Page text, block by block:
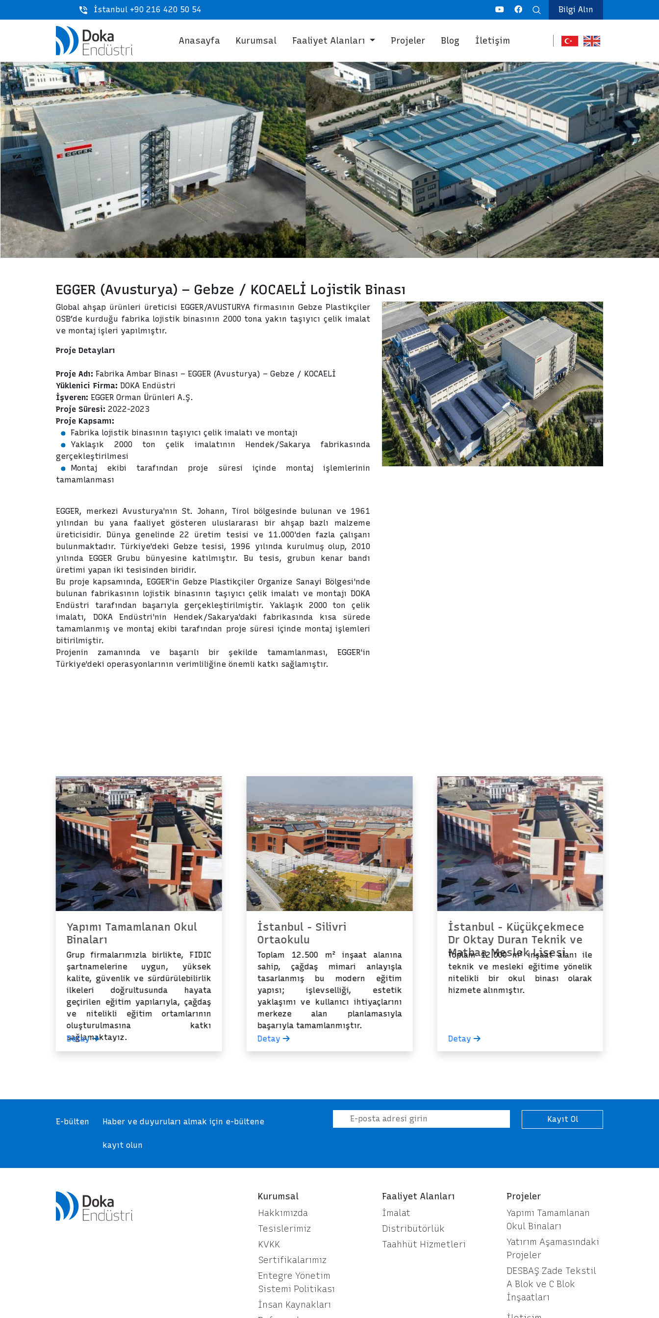
İstanbul +90 216 420 50 54 Bilgi Alın
Anasayfa Kurumsal Faaliyet Alanları Projeler Blog İletişim
EGGER (Avusturya) – Gebze / KOCAELİ Lojistik Binası
Global ahşap ürünleri üreticisi EGGER/AVUSTURYA firmasının Gebze Plastikçiler
OSB’de kurduğu fabrika lojistik binasının 2000 tona yakın taşıyıcı çelik imalat
ve montaj işleri yapılmıştır.
Proje Detayları
Proje Adı: Fabrika Ambar Binası – EGGER (Avusturya) – Gebze / KOCAELİ
Yüklenici Firma: DOKA Endüstri
İşveren: EGGER Orman Ürünleri A.Ş.
Proje Süresi: 2022-2023
Proje Kapsamı:
Fabrika lojistik binasının taşıyıcı çelik imalatı ve montajı
Yaklaşık 2000 ton çelik imalatının Hendek/Sakarya fabrikasında
gerçekleştirilmesi
Montaj ekibi tarafından proje süresi içinde montaj işlemlerinin
tamamlanması
EGGER, merkezi Avusturya'nın St. Johann, Tirol bölgesinde bulunan ve 1961
yılından bu yana faaliyet gösteren uluslararası bir ahşap bazlı malzeme
üreticisidir. Dünya genelinde 22 üretim tesisi ve 11.000'den fazla çalışanı
bulunmaktadır. Türkiye'deki Gebze tesisi, 1996 yılında kurulmuş olup, 2010
yılında EGGER Grubu bünyesine katılmıştır. Bu tesis, grubun kenar bandı
üretimi yapan iki tesisinden biridir.
Bu proje kapsamında, EGGER'in Gebze Plastikçiler Organize Sanayi Bölgesi'nde
bulunan fabrikasının lojistik binasının taşıyıcı çelik imalatı ve montajı DOKA
Endüstri tarafından başarıyla gerçekleştirilmiştir. Yaklaşık 2000 ton çelik
imalatı, DOKA Endüstri'nin Hendek/Sakarya'daki fabrikasında kısa sürede
tamamlanmış ve montaj ekibi tarafından proje süresi içinde montaj işlemleri
bitirilmiştir.
Projenin zamanında ve başarılı bir şekilde tamamlanması, EGGER'in
Türkiye'deki operasyonlarının verimliliğine önemli katkı sağlamıştır.
Yapımı Tamamlanan Okul
Binaları
Grup firmalarımızla birlikte, FIDIC
şartnamelerine uygun, yüksek
kalite, güvenlik ve sürdürülebilirlik
ilkeleri doğrultusunda hayata
geçirilen eğitim yapılarıyla, çağdaş
ve nitelikli eğitim ortamlarının
oluşturulmasına katkı
sağlamaktayız.
Detay
İstanbul - Silivri
Ortaokulu
Toplam 12.500 m² inşaat alanına
sahip, çağdaş mimari anlayışla
tasarlanmış bu modern eğitim
yapısı; işlevselliği, estetik
yaklaşımı ve kullanıcı ihtiyaçlarını
merkeze alan planlamasıyla
başarıyla tamamlanmıştır.
Detay
İstanbul - Küçükçekmece
Dr Oktay Duran Teknik ve
Matbaa Meslek Lisesi
Toplam 12.000 m² inşaat alanı ile
teknik ve mesleki eğitime yönelik
nitelikli bir okul binası olarak
hizmete alınmıştır.
Detay
E-bülten Haber ve duyuruları almak için e-bültene
kayıt olun
Kayıt Ol
Kurumsal
Hakkımızda
Tesislerimiz
KVKK
Sertifikalarımız
Entegre Yönetim
Sistemi Politikası
İnsan Kaynakları
Faaliyet Alanları
İmalat
Distribütörlük
Taahhüt Hizmetleri
Projeler
Yapımı Tamamlanan
Okul Binaları
Yatırım Aşamasındaki
Projeler
DESBAŞ Zade Tekstil
A Blok ve C Blok
İnşaatları